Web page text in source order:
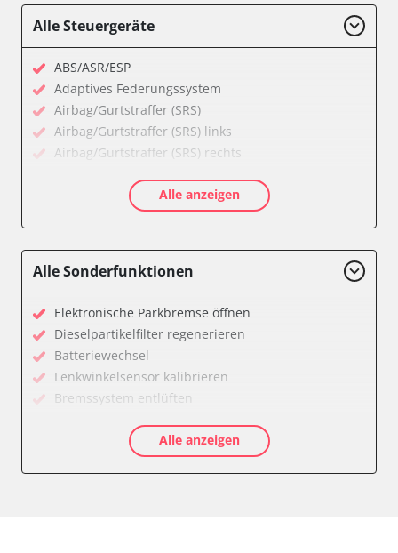
Alle Steuergeräte
ABS/ASR/ESP
Adaptives Federungssystem
Airbag/Gurtstraffer (SRS)
Airbag/Gurtstraffer (SRS) links
Airbag/Gurtstraffer (SRS) rechts
Aktivlenkung
Anhängersteuergerät
Bedieneinheit Mittelkonsole
Bordcomputer
CD-Wechsler
Command
Dachbedieneinheit (DBE)
Dämpfungssystem hinten links
Dämpfungssystem hinten rechts
Dämpfungssystem vorne links
Dämpfungssystem vorne rechts
Alle anzeigen
Alle Sonderfunktionen
Elektronische Parkbremse öffnen
Dieselpartikelfilter regenerieren
Batteriewechsel
Lenkwinkelsensor kalibrieren
Bremssystem entlüften
Elektronische Parkbremse kalibrieren
Ölservicerückstellung
Alle anzeigen